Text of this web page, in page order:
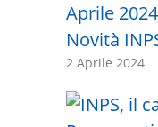
Aprile
Novità
2 Aprile 2024